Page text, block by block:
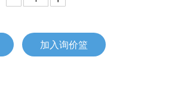
加入询价篮